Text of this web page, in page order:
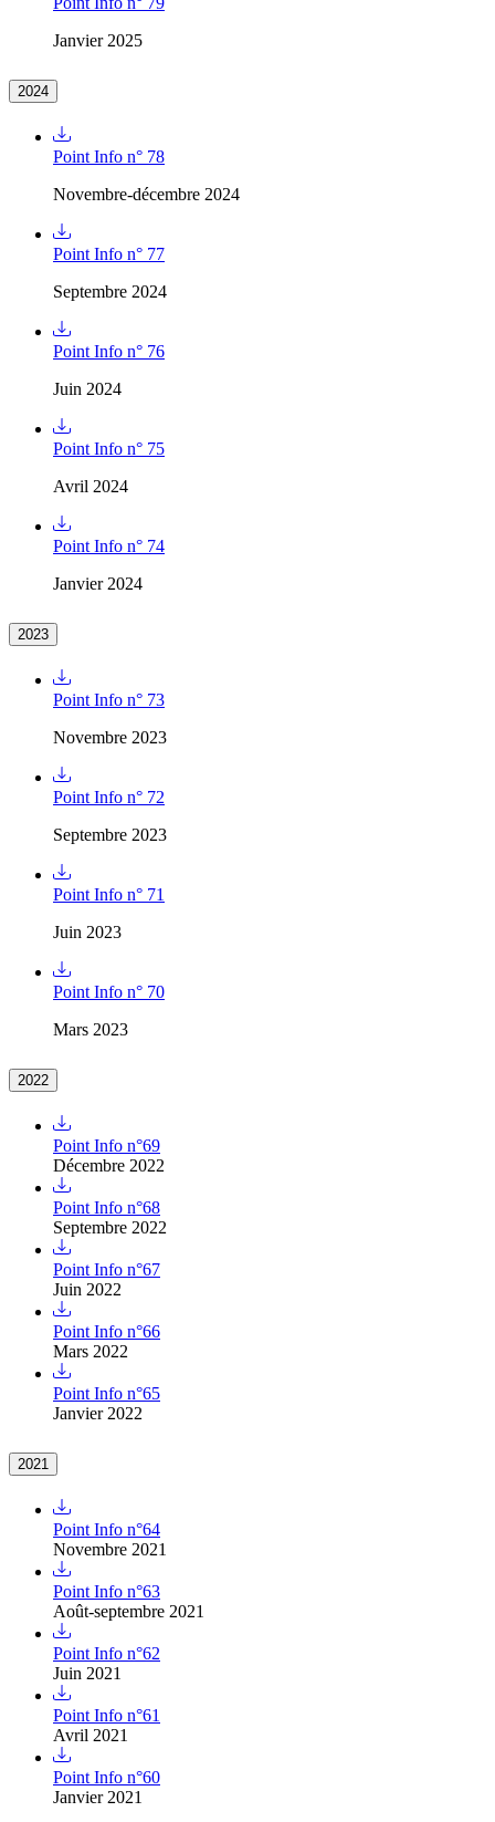
Janvier 2025
2024
Point Info n° 78
Novembre-décembre 2024
Point Info n° 77
Septembre 2024
Point Info n° 76
Juin 2024
Point Info n° 75
Avril 2024
Point Info n° 74
Janvier 2024
2023
Point Info n° 73
Novembre 2023
Point Info n° 72
Septembre 2023
Point Info n° 71
Juin 2023
Point Info n° 70
Mars 2023
2022
Point Info n°69
Décembre 2022
Point Info n°68
Septembre 2022
Point Info n°67
Juin 2022
Point Info n°66
Mars 2022
Point Info n°65
Janvier 2022
2021
Point Info n°64
Novembre 2021
Point Info n°63
Août-septembre 2021
Point Info n°62
Juin 2021
Point Info n°61
Avril 2021
Point Info n°60
Janvier 2021